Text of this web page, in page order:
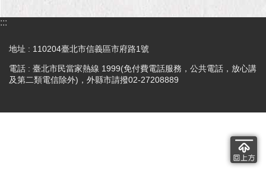
:::
地址 : 110204臺北市信義區市府路1號
電話 : 臺北市民當家熱線 1999(免付費電話服務，公共電話，放心講
及第二類電信除外)，外縣市請撥02-27208889